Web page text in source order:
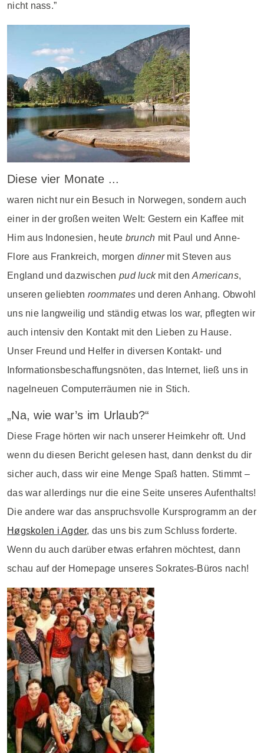
nicht nass.”
Diese vier Monate ...
waren nicht nur ein Besuch in Norwegen, sondern auch
einer in der großen weiten Welt: Gestern ein Kaffee mit
Him aus Indonesien, heute brunch mit Paul und Anne-
Flore aus Frankreich, morgen dinnermit Steven aus
England und dazwischen pud luckmit denAmericans,
unseren geliebten roommates und deren Anhang. Obwohl
uns nie langweilig und ständig etwas los war, pflegten wir
auch intensiv den Kontakt mit den Lieben zu Hause.
Unser Freund und Helfer in diversen Kontakt- und
Informationsbeschaffungsnöten, das Internet, ließ uns in
nagelneuen Computerräumen nie in Stich.
„Na, wie war’s im Urlaub?“
Diese Frage hörten wir nach unserer Heimkehr oft. Und
wenn du diesen Bericht gelesen hast, dann denkst du dir
sicher auch, dass wir eine Menge Spaß hatten. Stimmt –
das war allerdings nur die eine Seite unseres Aufenthalts!
Die andere war das anspruchsvolle Kursprogramm an der
Høgskolen i Agder, das uns bis zum Schluss forderte.
Wenn du auch darüber etwas erfahren möchtest, dann
schau auf der Homepage unseres Sokrates-Büros nach!